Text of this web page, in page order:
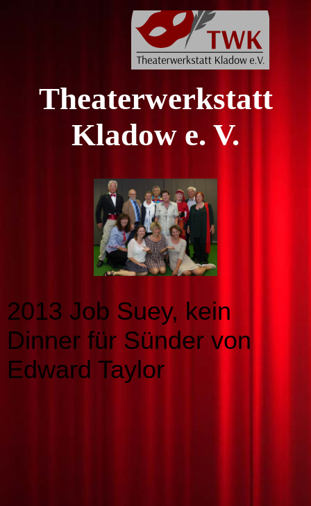
Theaterwerkstatt
Kladow e. V.
2013 Job Suey, kein
Dinner für Sünder von
Edward Taylor